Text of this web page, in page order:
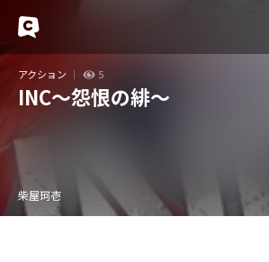
アクション 5
INC～怨恨の緋～
柴屋珂壱